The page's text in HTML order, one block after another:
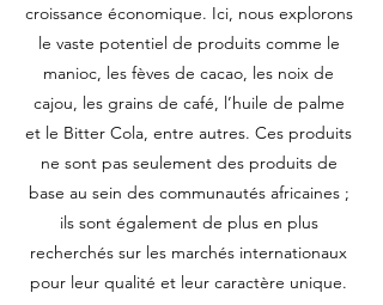
croissance économique. Ici, nous explorons
le vaste potentiel de produits comme le
manioc, les fèves de cacao, les noix de
cajou, les grains de café, l’huile de palme
et le Bitter Cola, entre autres. Ces produits
ne sont pas seulement des produits de
base au sein des communautés africaines ;
ils sont également de plus en plus
recherchés sur les marchés internationaux
pour leur qualité et leur caractère unique.